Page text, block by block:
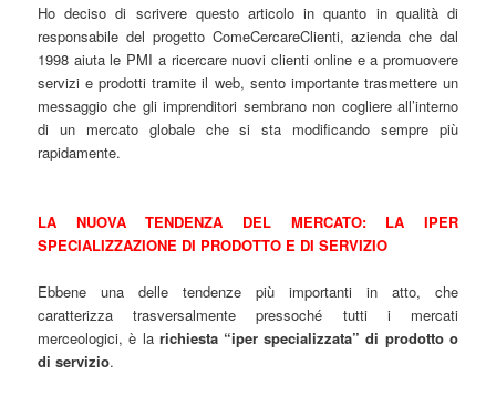
Ho deciso di scrivere questo articolo in quanto in qualità di
responsabile del progetto ComeCercareClienti, azienda che dal
1998 aiuta le PMI a ricercare nuovi clienti online e a promuovere
servizi e prodotti tramite il web, sento importante trasmettere un
messaggio che gli imprenditori sembrano non cogliere all’interno
di un mercato globale che si sta modificando sempre più
rapidamente.
LA NUOVA TENDENZA DEL MERCATO: LA IPER
SPECIALIZZAZIONE DI PRODOTTO E DI SERVIZIO
Ebbene una delle tendenze più importanti in atto, che
caratterizza trasversalmente pressoché tutti i mercati
merceologici, è la richiesta “iper specializzata” di prodotto o
di servizio.